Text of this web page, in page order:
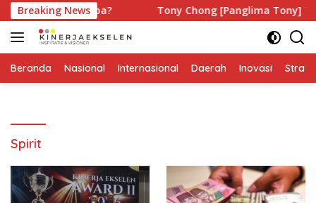
Langsung
ke
konten
Breaking News
bagi Siapa? Tony Chong [Panglima Tony] Tak
Beranda Nasional Internasional Daerah Inovasi
Spirit